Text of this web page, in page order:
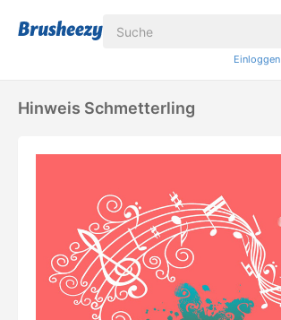
Einloggen
Hinweis Schmetterling